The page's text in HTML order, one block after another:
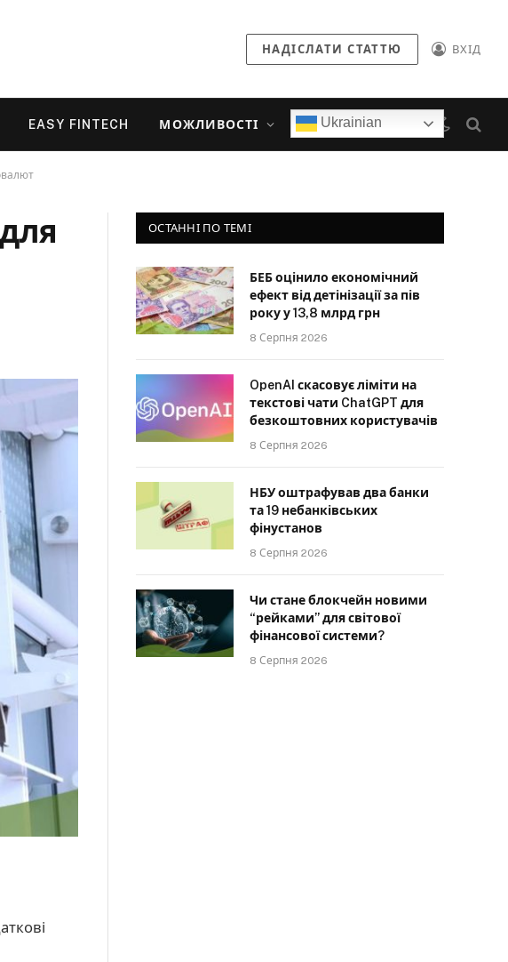
НАДІСЛАТИ СТАТТЮ ВХІД
EASY FINTECH МОЖЛИВОСТІ Ukrainian
ОСТАННІ ПО ТЕМІ
БЕБ оцінило економічний
ефект від детінізації за пів
року у 13,8 млрд грн
8 Серпня 2026
OpenAI скасовує ліміти на
текстові чати ChatGPT для
безкоштовних користувачів
8 Серпня 2026
НБУ оштрафував два банки
та 19 небанківських
фінустанов
8 Серпня 2026
Чи стане блокчейн новими
“рейками” для світової
фінансової системи?
8 Серпня 2026